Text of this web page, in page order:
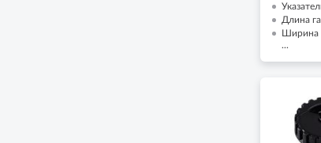
Длина
Ширина
...